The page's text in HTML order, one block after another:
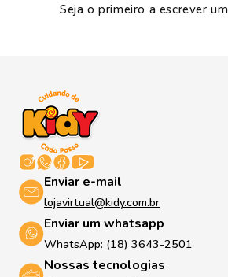
Seja o primeiro a escrever
Enviar e-mail
lojavirtual@kidy.com.br
Enviar um whatsapp
WhatsApp: (18) 3643-2501
Nossas tecnologias